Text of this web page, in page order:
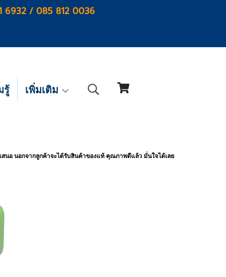
6932 / 085 812 0036
รู้ เพิ่มเติม
สนอ นอกจากลูกค้าจะได้รับสินค้าของแท้ คุณภาพดีแล้ว มั่นใจได้เลย